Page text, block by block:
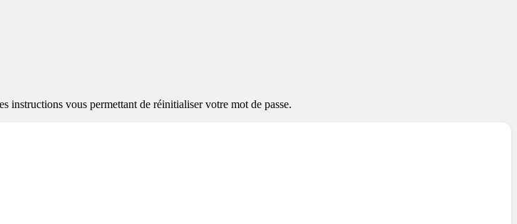
instructions vous permettant de réinitialiser votre mot de passe.